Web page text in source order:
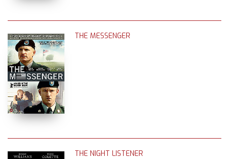
THE MESSENGER
THE NIGHT LISTENER